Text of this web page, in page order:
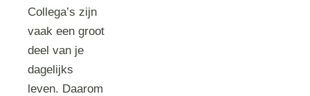
Collega’s zijn
vaak een groot
deel van je
dagelijks
leven. Daarom